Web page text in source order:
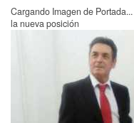
Cargando Imagen de Portada...
la nueva posición